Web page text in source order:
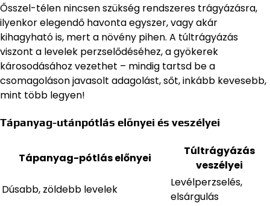
Ősszel-télen nincsen szükség rendszeres trágyázásra,
ilyenkor elegendő havonta egyszer, vagy akár
kihagyható is, mert a növény pihen. A túltrágyázás
viszont a levelek perzselődéséhez, a gyökerek
károsodásához vezethet – mindig tartsd be a
csomagoláson javasolt adagolást, sőt, inkább kevesebb,
mint több legyen!
Tápanyag-utánpótlás előnyei és veszélyei
Tápanyag-pótlás előnyei
Túltrágyázás
veszélyei
Dúsabb, zöldebb levelek
Levélperzselés,
elsárgulás